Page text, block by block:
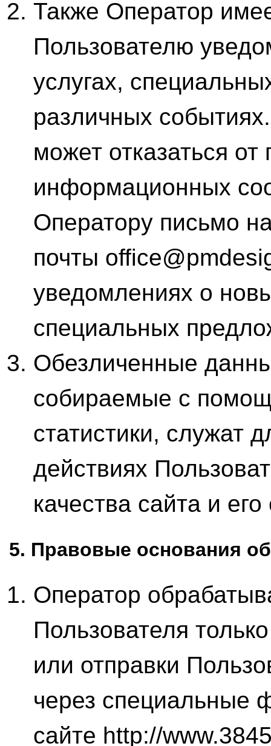
Также Оператор
Пользователю
услугах,
различных
может отказаться от
информационных
Оператору письмо
почты
уведомлениях о
специальных
Обезличенные
собираемые с
статистики, служат
действиях
качества сайта и
5. Правовые основания
Оператор
Пользователя
или отправки
через специальные
сайте http://